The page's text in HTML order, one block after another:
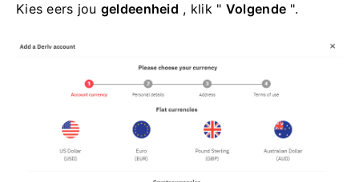
Kies eers jou geldeenheid , klik " Volgende ".